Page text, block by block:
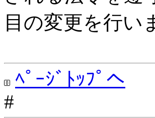
目の変更を行い
ﾍﾟｰｼﾞﾄｯﾌﾟへ
#